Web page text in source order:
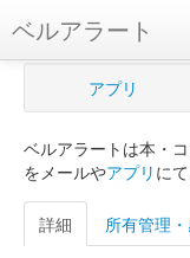
ベルアラート
ベルアラートとは
新規登録
ログイン
アプリ
ベルアラートは本・
をメールやアプリ に
詳細 所有管理